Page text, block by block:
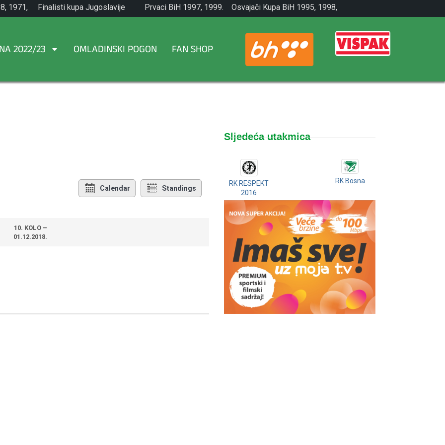
1971,
Finalisti kupa Jugoslavije
1965.
Prvaci BiH 1997, 1999.
Osvajači Kupa BiH 1995, 1998,
2001.
2022/23 OMLADINSKI POGON FAN SHOP
Calendar Standings
10. KOLO –
01.12.2018.
Sljedeća utakmica
RK RESPEKT
2016
RK Bosna